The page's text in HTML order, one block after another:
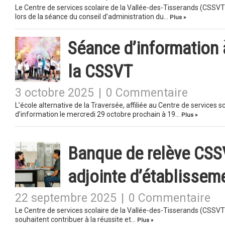
Le Centre de services scolaire de la Vallée-des-Tisserands
lors de la séance du conseil d’administration du…
Plus »
Séance d’information
la CSSVT
3 octobre 2025 0 Commentaire
L’école alternative de la Traversée, affiliée au Centre de
d’information le mercredi 29 octobre prochain à 19…
Plus »
Banque de relève
adjointe
22 septembre 2025 0 Commentaire
Le Centre de services scolaire de la Vallée-des-Tisserands
souhaitent contribuer à la réussite et…
Plus »